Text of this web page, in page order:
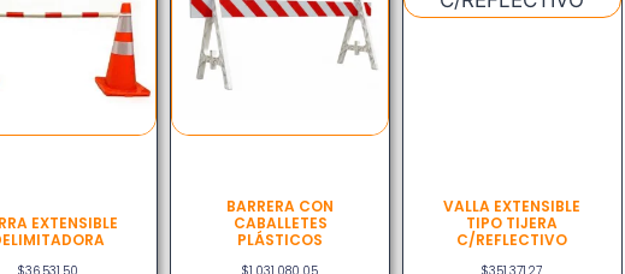
EXTENSIBLE
BARRERA CON
CABALLETES
PLÁSTICOS
VALLA EXTENSIBLE
TIPO TIJERA
C/REFLECTIVO